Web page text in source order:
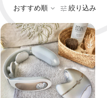
おすすめ順 絞り込み